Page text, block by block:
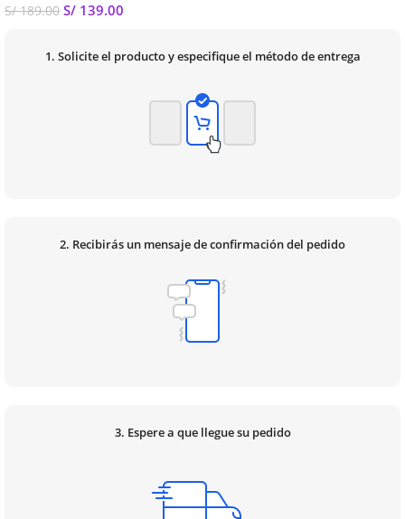
S/189.00 S/ 139.00
1. Solicite el producto y especifique el método de entrega
2. Recibirás un mensaje de confirmación del pedido
3. Espere a que llegue su pedido